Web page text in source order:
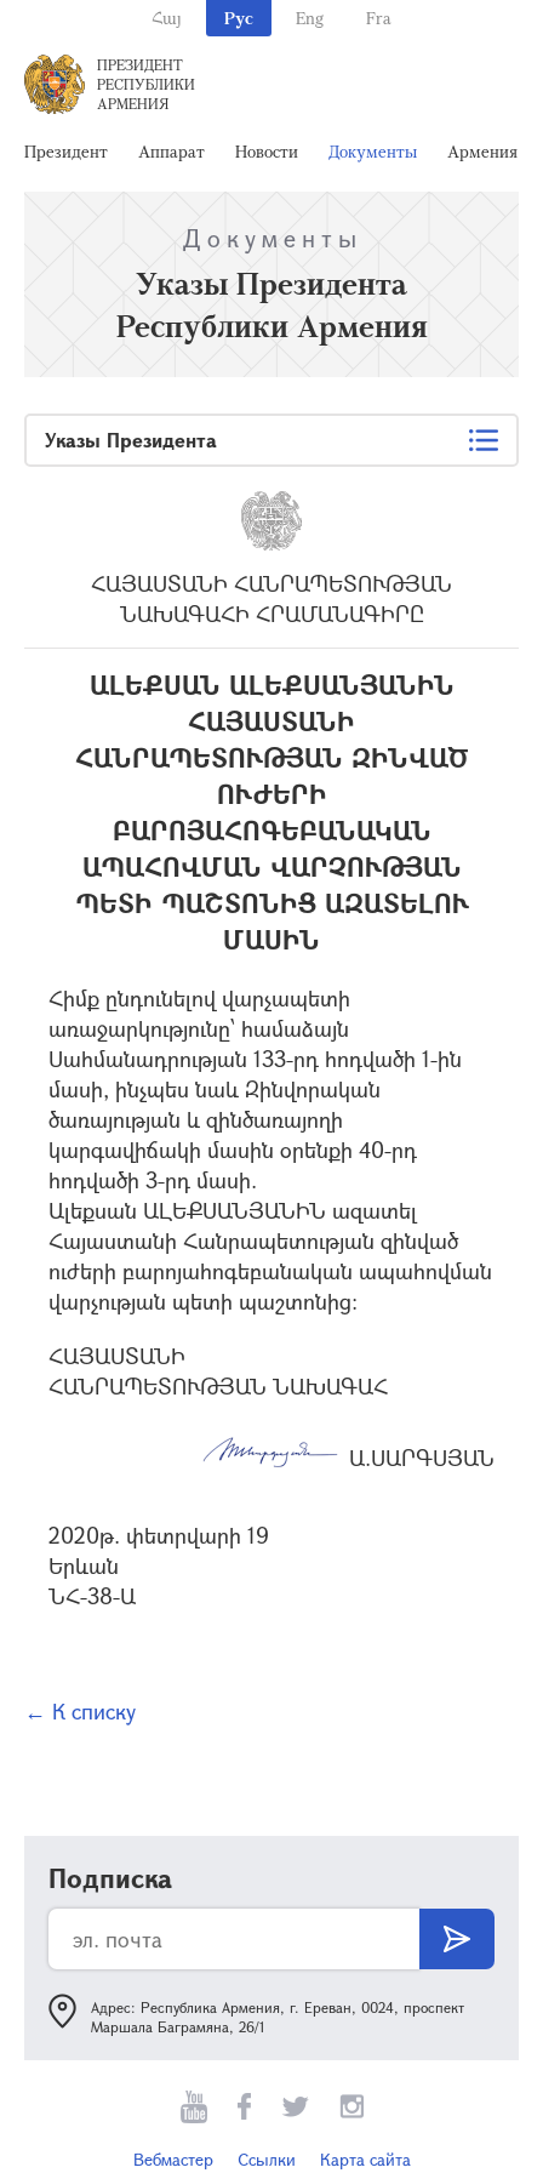
Հայ Рус Eng Fra
ПРЕЗИДЕНТ
РЕСПУБЛИКИ
АРМЕНИЯ
Президент Аппарат Новости Документы Армения
Документы
Указы Президента
Республики Армения
Указы Президента
ՀԱՅԱՍՏԱՆԻ ՀԱՆՐԱՊԵՏՈՒԹՅԱՆ
ՆԱԽԱԳԱՀԻ ՀՐԱՄԱՆԱԳԻՐԸ
ԱԼԵՔՍԱՆ ԱԼԵՔՍԱՆՅԱՆԻՆ
ՀԱՅԱՍՏԱՆԻ
ՀԱՆՐԱՊԵՏՈՒԹՅԱՆ ԶԻՆՎԱԾ
ՈՒԺԵՐԻ
ԲԱՐՈՅԱՀՈԳԵԲԱՆԱԿԱՆ
ԱՊԱՀՈՎՄԱՆ ՎԱՐՉՈՒԹՅԱՆ
ՊԵՏԻ ՊԱՇՏՈՆԻՑ ԱԶԱՏԵԼՈՒ
ՄԱՍԻՆ
Հիմք ընդունելով վարչապետի
առաջարկությունը՝ համաձայն
Սահմանադրության 133-րդ հոդվածի 1-ին
մասի, ինչպես նաև Զինվորական
ծառայության և զինծառայողի
կարգավիճակի մասին օրենքի 40-րդ
հոդվածի 3-րդ մասի.
Ալեքսան ԱԼԵՔՍԱՆՅԱՆԻՆ ազատել
Հայաստանի Հանրապետության զինված
ուժերի բարոյահոգեբանական ապահովման
վարչության պետի պաշտոնից:
ՀԱՅԱՍՏԱՆԻ
ՀԱՆՐԱՊԵՏՈՒԹՅԱՆ ՆԱԽԱԳԱՀ
Ա.ՍԱՐԳՍՅԱՆ
2020թ. փետրվարի 19
Երևան
ՆՀ-38-Ա
← К списку
Подписка
Адрес: Республика Армения, г. Ереван, 0024, проспект
Маршала Баграмяна, 26/1
Вебмастер Ссылки Карта сайта